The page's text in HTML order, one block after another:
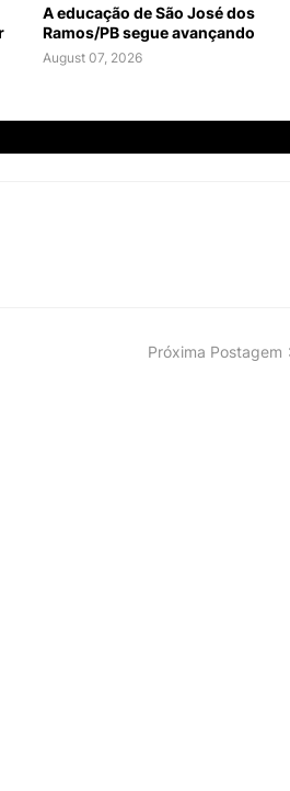
A educação de São José dos
Ramos/PB segue avançando
August 07, 2026
Próxima Postagem